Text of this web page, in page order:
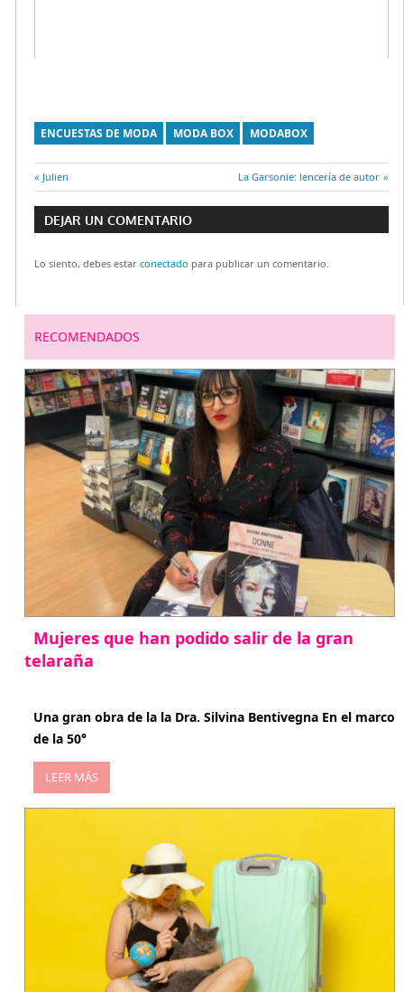
ENCUESTAS DE MODA MODA BOX MODABOX
Navegación
de
entradas
Entrada
anterior:
Julien
Entrada
siguiente:
La Garsonie: lencería de autor
DEJAR UN COMENTARIO
Lo siento, debes estar conectado para publicar un comentario.
RECOMENDADOS
Mujeres que han podido salir de la gran
telaraña
Una gran obra de la la Dra. Silvina Bentivegna En el marco
de la 50°
LEER MÁS